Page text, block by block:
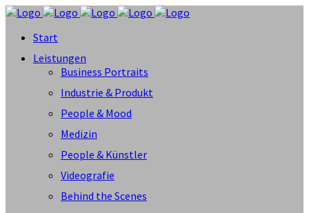
Start
Leistungen
Business Portraits
Industrie & Produkt
People & Mood
Medizin
People & Künstler
Videografie
Behind the Scenes